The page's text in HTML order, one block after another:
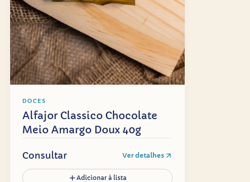
DOCES
Alfajor Classico Chocolate
Meio Amargo Doux 40g
Consultar Ver detalhes
Adicionar à lista